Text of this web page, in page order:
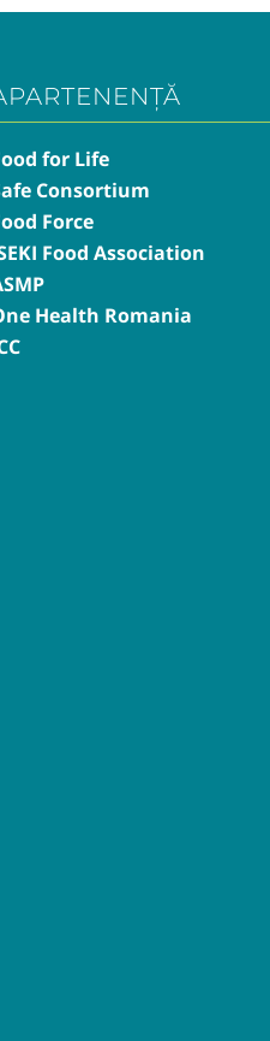
for Life
Consortium
Force
Food Association
Health Romania